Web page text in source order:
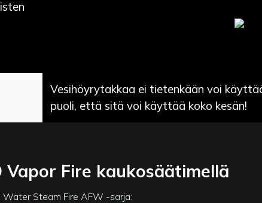
Vesihöyrytakkaa ei tietenkään voi
puoli, että sitä voi käyttää koko kesän!
Vapor Fire kaukosäätimellä
Water Steam Fire AFW -sarja: